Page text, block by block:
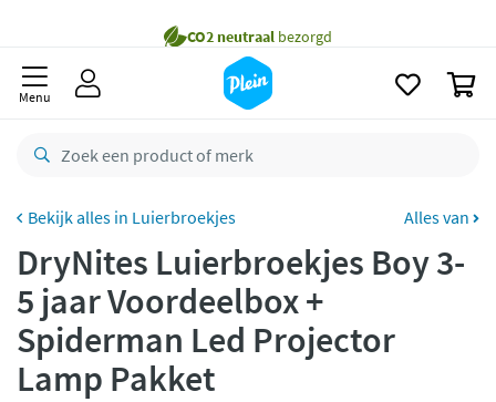
besteld,
Gratisretourneren
CO2 neutraal
Betaal met Klarna
Menu
Luierbroekjes Alles van
DryNites Luierbroekjes Boy 3-
5 jaar Voordeelbox +
Spiderman Led Projector
Lamp Pakket